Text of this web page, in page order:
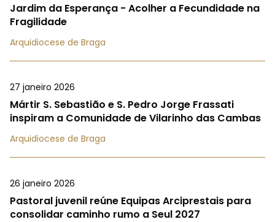
Jardim da Esperança - Acolher a Fecundidade na
Fragilidade
Arquidiocese de Braga
27 janeiro 2026
Mártir S. Sebastião e S. Pedro Jorge Frassati
inspiram a Comunidade de Vilarinho das Cambas
Arquidiocese de Braga
26 janeiro 2026
Pastoral juvenil reúne Equipas Arciprestais para
consolidar caminho rumo a Seul 2027